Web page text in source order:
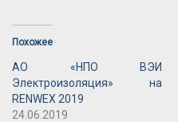
Похожее
АО «НПО ВЭИ
Электроизоляция» на
RENWEX 2019
24.06.2019